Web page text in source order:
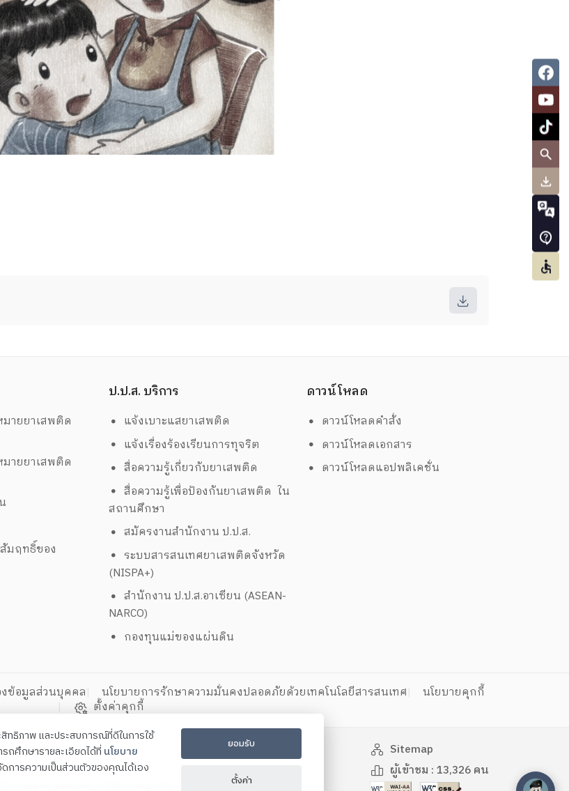
ายยาเสพติด
ายยาเสพติด
มฤทธิ์ของ
ป.ป.ส. บริการ
แจ้งเบาะแสยาเสพติด
แจ้งเรื่องร้องเรียนการทุจริต
สื่อความรู้เกี่ยวกับยาเสพติด
สื่อความรู้เพื่อป้องกันยาเสพติด ใน
สถานศึกษา
สมัครงานสำนักงาน ป.ป.ส.
ระบบสารสนเทศยาเสพติดจังหวัด
(NISPA+)
สำนักงาน ป.ป.ส.อาเซียน (ASEAN-
NARCO)
กองทุนแม่ของแผ่นดิน
ดาวน์โหลด
ดาวน์โหลดคำสั่ง
ดาวน์โหลดเอกสาร
ดาวน์โหลดแอปพลิเคชั่น
ข้อมูลส่วนบุคคล นโยบายการรักษาความมั่นคงปลอดภัยด้วยเทคโนโลยีสารสนเทศ
นโยบายคุกกี้
ตั้งค่าคุกกี้
us:
Sitemap
ผู้เข้าชม :13,326 คน
ทธิภาพ และประสบการณ์ที่ดีในการใช้
ถศึกษารายละเอียดได้ที่ นโยบาย
การความเป็นส่วนตัวของคุณได้เอง
ยอมรับ
ตั้งค่า